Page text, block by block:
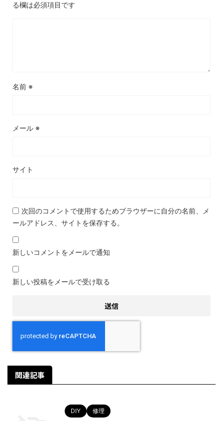
る欄は必須項目です
名前 ※
メール ※
サイト
次回のコメントで使用するためブラウザーに自分の名前、メ
ールアドレス、サイトを保存する。
新しいコメントをメールで通知
新しい投稿をメールで受け取る
関連記事
DIY 修理